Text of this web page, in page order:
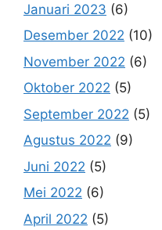
Januari 2023 (6)
Desember 2022 (10)
November 2022 (6)
Oktober 2022 (5)
September 2022 (5)
Agustus 2022 (9)
Juni 2022 (5)
Mei 2022 (6)
April 2022 (5)